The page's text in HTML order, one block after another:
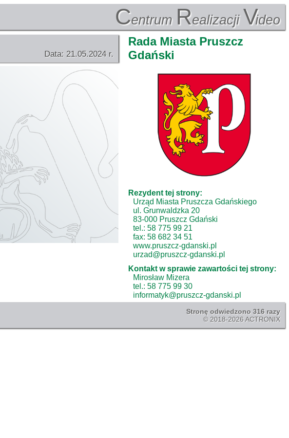
Centrum Realizacji Video
Data: 21.05.2024 r.
Rada Miasta Pruszcz
Gdański
Rezydent tej strony:
Urząd Miasta Pruszcza Gdańskiego
ul. Grunwaldzka 20
83-000 Pruszcz Gdański
tel.: 58 775 99 21
fax: 58 682 34 51
www.pruszcz-gdanski.pl
urzad@pruszcz-gdanski.pl
Kontakt w sprawie zawartości tej strony:
Mirosław Mizera
tel.: 58 775 99 30
informatyk@pruszcz-gdanski.pl
Stronę odwiedzono 316 razy
© 2018-2026 ACTRONIX